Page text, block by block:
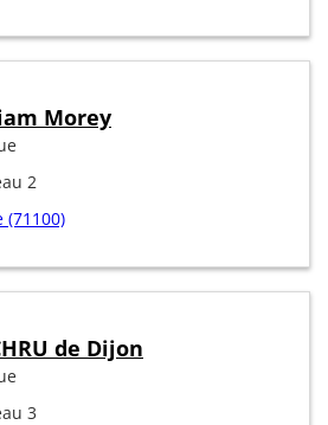
Morey
2
(71100)
de Dijon
3